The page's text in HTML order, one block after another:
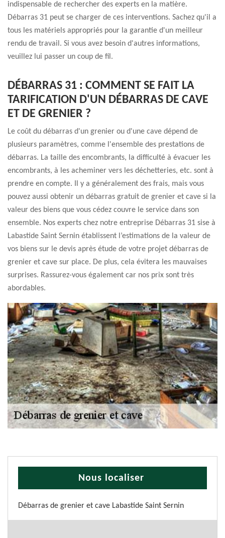
indispensable de rechercher des experts en la matière.
Débarras 31 peut se charger de ces interventions. Sachez qu'il a
tous les matériels appropriés pour la garantie d'un meilleur
rendu de travail. Si vous avez besoin d'autres informations,
veuillez lui passer un coup de fil.
DÉBARRAS 31 : COMMENT SE FAIT LA
TARIFICATION D'UN DÉBARRAS DE CAVE
ET DE GRENIER ?
Le coût du débarras d'un grenier ou d'une cave dépend de
plusieurs paramètres, comme l'ensemble des prestations de
débarras. La taille des encombrants, la difficulté à évacuer les
encombrants, à les acheminer vers les déchetteries, etc. sont à
prendre en compte. Il y a généralement des frais, mais vous
pouvez aussi obtenir un débarras gratuit de grenier et cave si la
valeur des biens que vous cédez couvre le service dans son
ensemble. Nos experts chez notre entreprise Débarras 31 sise à
Labastide Saint Sernin établissent l’estimations de la valeur de
vos biens sur le devis après étude de votre projet débarras de
grenier et cave sur place. De plus, cela évitera les mauvaises
surprises. Rassurez-vous également car nos prix sont très
abordables.
Nous localiser
Débarras de grenier et cave Labastide Saint Sernin